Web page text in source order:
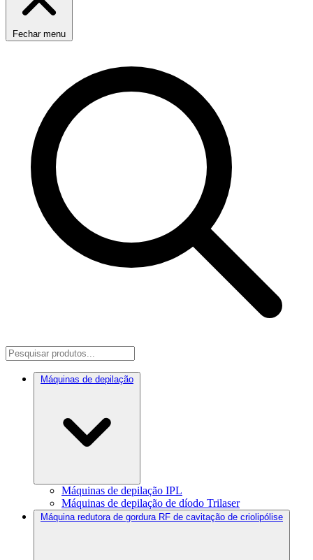
Fechar menu
Máquinas de depilação
Máquinas de depilação IPL
Máquinas de depilação de díodo Trilaser
Máquina redutora de gordura RF de cavitação de criolipólise